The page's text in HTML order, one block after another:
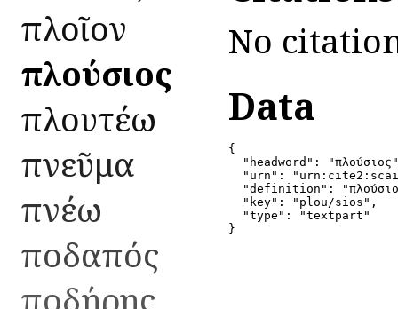
πλοῖον
πλούσιος
πλουτέω
πνεῦμα
πνέω
ποδαπός
ποδήρης
No
Data
{
"headword":
"urn":
"definition":
  "key": "plou/sios",
  "type": "textpart"
}